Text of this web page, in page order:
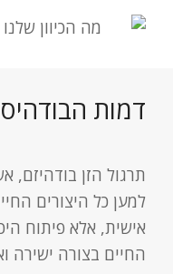
דמות
תרגול הזן בודהיזם,
למען כל היצורים
אישית, אלא פיתוח
החיים בצורה ישירה